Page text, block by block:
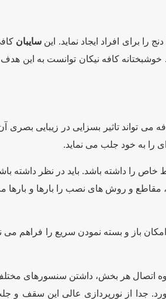
برای افراد ایجاد نماید. این سایبان
کافه نیکان توانست به این
می تواند تاثیر بسزایی در زیبایی
را به خود جلب می نماید.
خاص را داشته باشد. باید در نظر داشته
مقاطع و روش های نصب را بارها و بارها
باز و بسته نمودن سریع را فراهم می
اتصال هر بخش، داشتن سنسورهای
جدا از نورپردازی عالی این سقف